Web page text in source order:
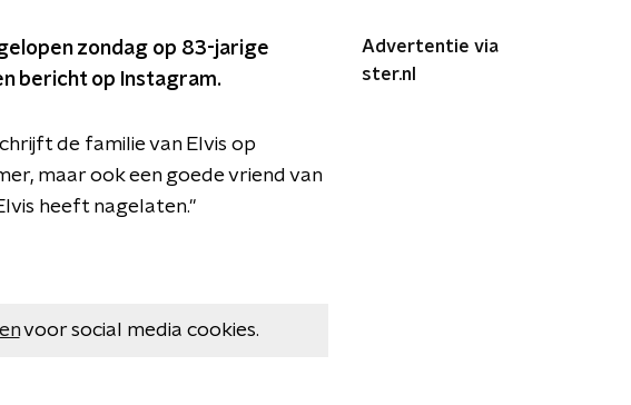
zondag op 83-jarige
bericht op Instagram.
de familie van Elvis op
maar ook een goede vriend van
heeft nagelaten."
voor social media cookies.
Advertentie via
ster.nl